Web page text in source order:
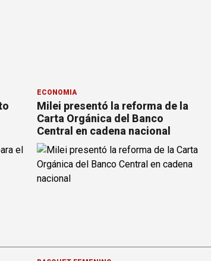
ECONOMÍA
Milei presentó la reforma de la
Carta Orgánica del Banco
Central en cadena nacional